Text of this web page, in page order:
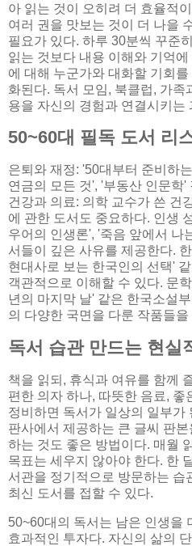
아 읽는 것이 오히려 더 효율적
여러 권을 맛보는 것이 더 나을
필요가 있다. 하루 30분씩 꾸준
읽는 것보다 내용 이해와 기억
에 대해 누군가와 대화할 기회
화된다. 독서 모임, 북클럽, 가족
용을 자신의 경험과 연결시키는
50~60대 필독 도서 리
은퇴와 재정: '50대부터 준비하
연금의 모든 것', '부동산 인문학
건강과 의료: 의학 교수가 쓴 건
에 관한 도서도 중요하다. 인생
우어의 인생론', '죽음 앞에서 나
서들이 깊은 사유를 제공한다.
현대사로 보는 한국인의 선택'
객관적으로 이해할 수 있다. 문
년의 마지막 날' 같은 한국소설
의 다양한 국면을 다룬 작품들을
독서 습관 만드는 현실
책을 읽되, 휴식과 여유를 함께
편한 의자 하나, 따뜻한 음료, 좋
정비하면 독서가 일상의 일부가
판사에서 제공하는 큰 글씨 판
하는 것도 좋은 방법이다. 매월
목표는 세우지 않아야 한다. 한
서관을 정기적으로 방문하는 습
최신 도서를 접할 수 있다.
50~60대의 독서는 남은 인생을
효과적인 투자다. 자신의 삶의